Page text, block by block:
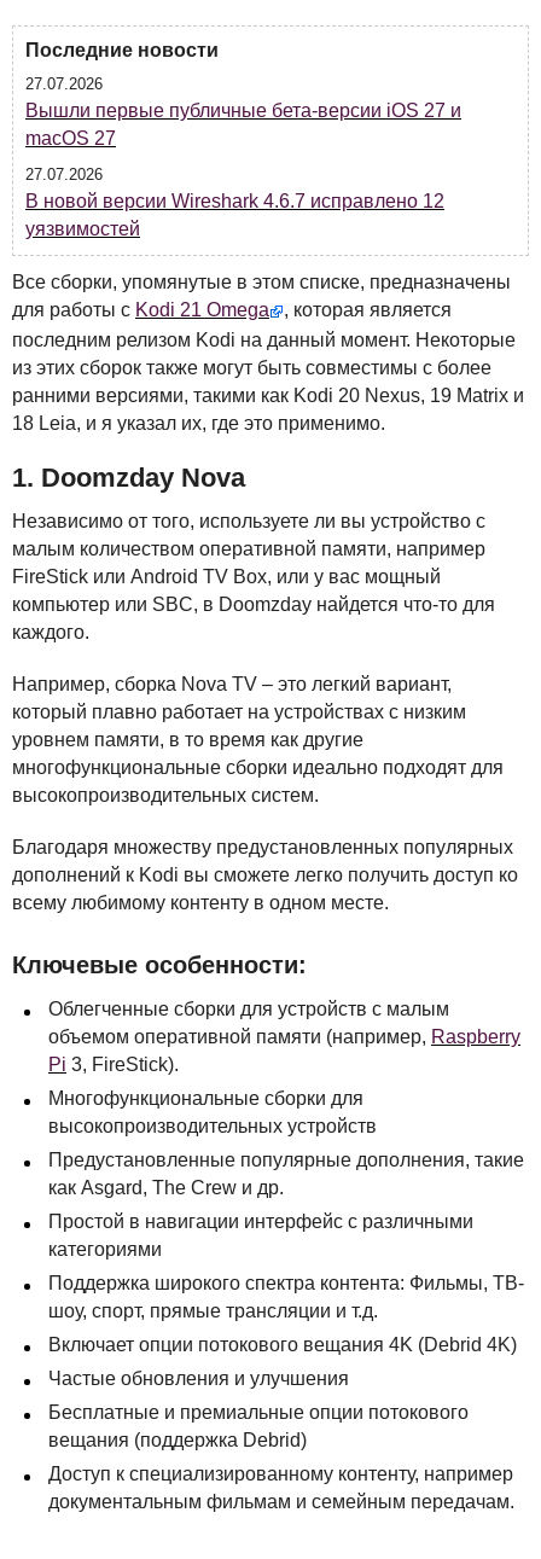
Последние новости
27.07.2026
Вышли первые публичные бета-версии iOS 27 и
macOS 27
27.07.2026
В новой версии Wireshark 4.6.7 исправлено 12
уязвимостей
Все сборки, упомянутые в этом списке, предназначены
для работы с Kodi 21 Omega
, которая является
последним релизом Kodi на данный момент. Некоторые
из этих сборок также могут быть совместимы с более
ранними версиями, такими как Kodi 20 Nexus, 19 Matrix и
18 Leia, и я указал их, где это применимо.
1. Doomzday Nova
Независимо от того, используете ли вы устройство с
малым количеством оперативной памяти, например
FireStick или Android TV Box, или у вас мощный
компьютер или SBC, в Doomzday найдется что-то для
каждого.
Например, сборка Nova TV – это легкий вариант,
который плавно работает на устройствах с низким
уровнем памяти, в то время как другие
многофункциональные сборки идеально подходят для
высокопроизводительных систем.
Благодаря множеству предустановленных популярных
дополнений к Kodi вы сможете легко получить доступ ко
всему любимому контенту в одном месте.
Ключевые особенности:
Облегченные сборки для устройств с малым
объемом оперативной памяти (например, Raspberry
Pi 3, FireStick).
Многофункциональные сборки для
высокопроизводительных устройств
Предустановленные популярные дополнения, такие
как Asgard, The Crew и др.
Простой в навигации интерфейс с различными
категориями
Поддержка широкого спектра контента: Фильмы, ТВ-
шоу, спорт, прямые трансляции и т.д.
Включает опции потокового вещания 4K (Debrid 4K)
Частые обновления и улучшения
Бесплатные и премиальные опции потокового
вещания (поддержка Debrid)
Доступ к специализированному контенту, например
документальным фильмам и семейным передачам.